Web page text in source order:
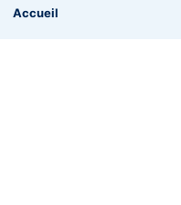
Accueil